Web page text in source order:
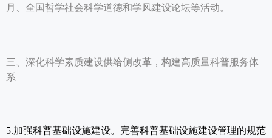
月、全国哲学社会科学道德和学风建设论坛等活动。
三、深化科学素质建设供给侧改革，构建高质量科普服务体
系
5.加强科普基础设施建设。完善科普基础设施建设管理的规范